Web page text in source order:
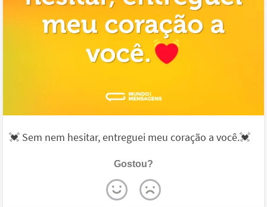
💓 Sem nem hesitar, entreguei meu coração a você.💓
Gostou?